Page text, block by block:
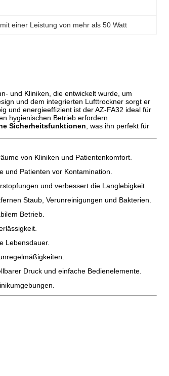
mit einer Leistung von mehr als 50 Watt
und Kliniken, die entwickelt wurde, um
und dem integrierten Lufttrockner sorgt er
und energieeffizient ist der AZ-FA32 ideal für
hygienischen Betrieb erfordern.
Sicherheitsfunktionen , was ihn perfekt für
von Kliniken und Patientenkomfort.
und Patienten vor Kontamination.
und verbessert die Langlebigkeit.
Staub, Verunreinigungen und Bakterien.
Betrieb.
Lebensdauer.
Druck und einfache Bedienelemente.